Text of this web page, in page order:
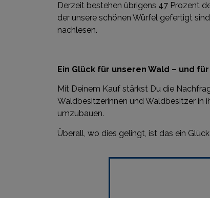
Derzeit bestehen übrigens 47 Prozent
der unsere schönen Würfel gefertigt
nachlesen.
Ein Glück für unseren Wald – und
Mit Deinem Kauf stärkst Du die
Waldbesitzerinnen und Waldbesitzer in
umzubauen.
Überall, wo dies gelingt, ist das ein